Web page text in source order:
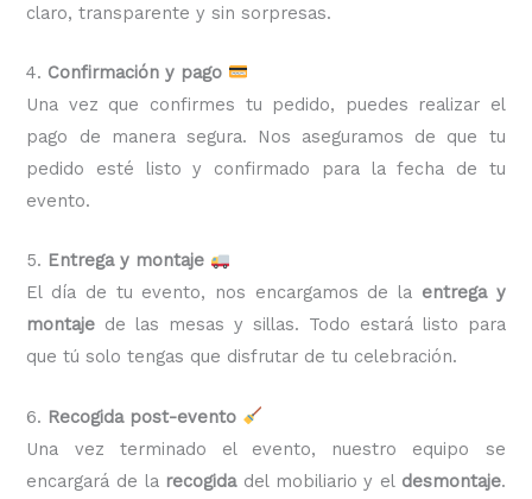
claro, transparente y sin sorpresas.
4. Confirmación y pago
Una vez que confirmes tu pedido, puedes realizar el
pago de manera segura. Nos aseguramos de que tu
pedido esté listo y confirmado para la fecha de tu
evento.
5. Entrega y montaje
El día de tu evento, nos encargamos de la entrega y
montaje de las mesas y sillas. Todo estará listo para
que tú solo tengas que disfrutar de tu celebración.
6. Recogida post-evento
Una vez terminado el evento, nuestro equipo se
encargará de la recogidadel mobiliario y el desmontaje.